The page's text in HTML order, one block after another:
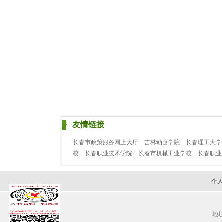
友情链接
长春市政策服务网上大厅 吉林动画学院 长春理工大学
校
长春职业技术学院 长春市机械工业学校 长春职
个
地